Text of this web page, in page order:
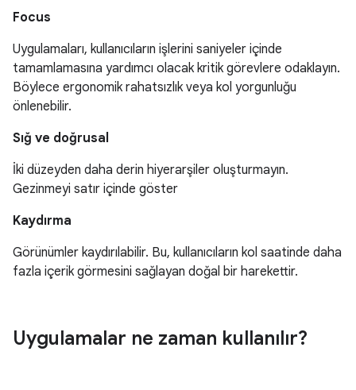
Focus
Uygulamaları, kullanıcıların işlerini saniyeler içinde
tamamlamasına yardımcı olacak kritik görevlere odaklayın.
Böylece ergonomik rahatsızlık veya kol yorgunluğu
önlenebilir.
Sığ ve doğrusal
İki düzeyden daha derin hiyerarşiler oluşturmayın.
Gezinmeyi satır içinde göster
Kaydırma
Görünümler kaydırılabilir. Bu, kullanıcıların kol saatinde daha
fazla içerik görmesini sağlayan doğal bir harekettir.
Uygulamalar ne zaman kullanılır?